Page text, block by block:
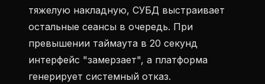
тяжелую накладную, СУБД выстраивает
остальные сеансы в очередь. При
превышении таймаута в 20 секунд
интерфейс "замерзает", а платформа
генерирует системный отказ.